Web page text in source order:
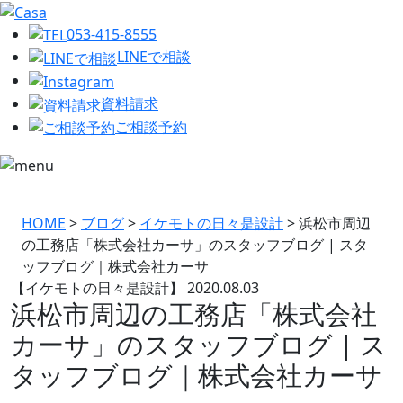
053-415-8555
LINEで相談
資料請求
ご相談予約
HOME > ブログ> イケモトの日々是設計>浜松市周辺
の工務店「株式会社カーサ」のスタッフブログ | スタ
ッフブログ｜株式会社カーサ
【イケモトの日々是設計】 2020.08.03
浜松市周辺の工務店「株式会社
カーサ」のスタッフブログ | ス
タッフブログ｜株式会社カーサ